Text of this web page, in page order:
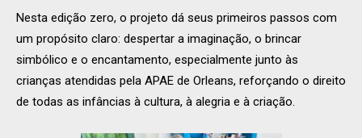
Nesta edição zero, o projeto dá seus primeiros passos com
um propósito claro: despertar a imaginação, o brincar
simbólico e o encantamento, especialmente junto às
crianças atendidas pela APAE de Orleans, reforçando o direito
de todas as infâncias à cultura, à alegria e à criação.